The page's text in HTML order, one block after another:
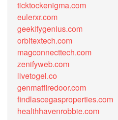
ticktockenigma.com
eulerxr.com
geekifygenius.com
orbitextech.com
magconnecttech.com
zenifyweb.com
livetogel.co
genmatfiredoor.com
findlascegasproperties.com
healthhavenrobbie.com